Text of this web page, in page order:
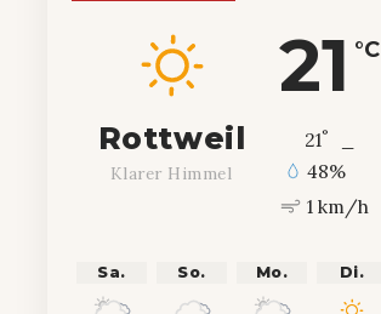
21 °C
Rottweil
Klarer Himmel
21°
48%
1 km/h
Sa. So. Mo. Di.